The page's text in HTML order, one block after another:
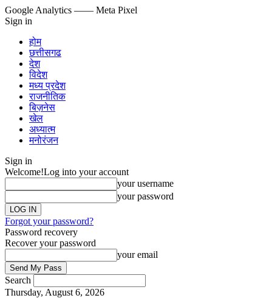
Google Analytics —— Meta Pixel
Sign in
होम
छत्तीसगढ
देश
विदेश
मध्य प्रदेश
राजनीतिक
बिज़नेस
खेल
अध्यात्म
मनोरंजन
Sign in
Welcome!Log into your account
your username
your password
Forgot your password?
Password recovery
Recover your password
your email
Search
Thursday, August 6, 2026